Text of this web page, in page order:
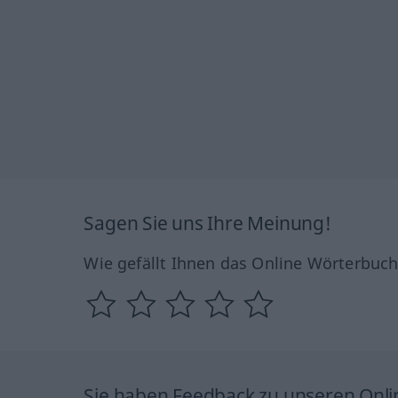
Sagen Sie uns Ihre Meinung!
Wie gefällt Ihnen das Online